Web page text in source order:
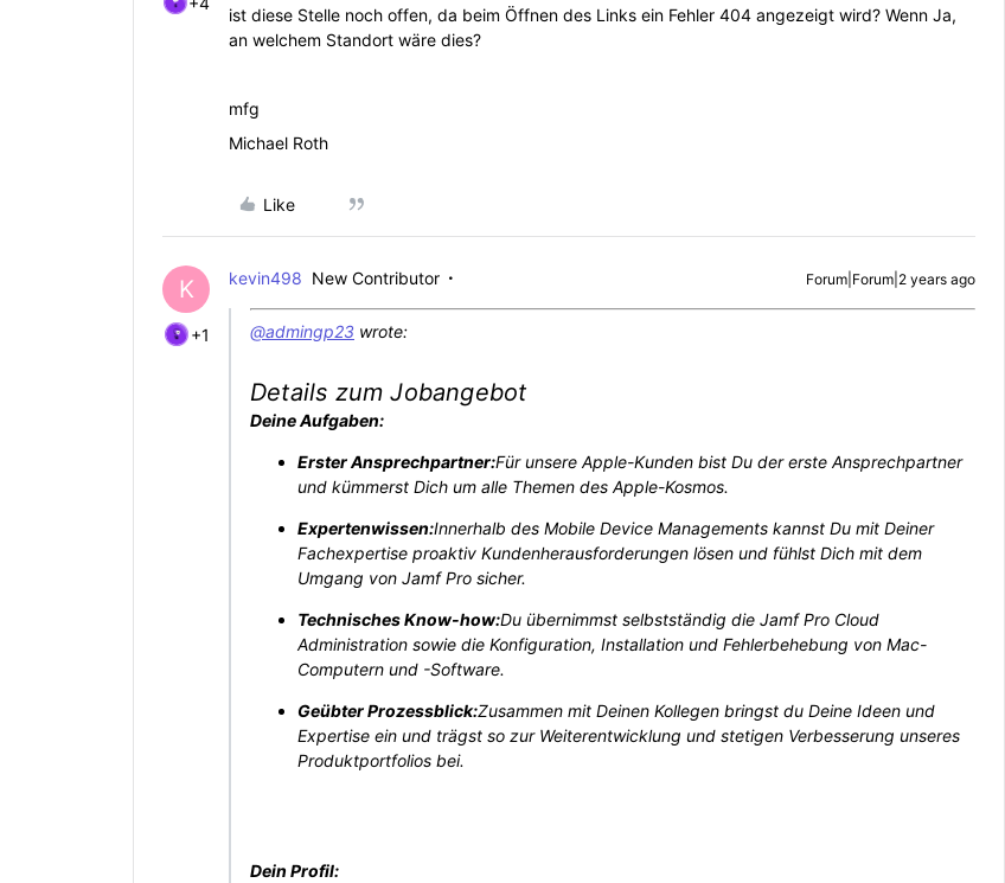
ist diese Stelle noch offen, da beim Öffnen des Links ein Fehler 404 angezeigt wird? Wenn Ja,
an welchem Standort wäre dies?
mfg
Michael Roth
Like
K
+1
kevin498 New Contributor Forum|Forum|2 years ago
@admingp23 wrote:
Details zum Jobangebot
Deine Aufgaben:
Erster Ansprechpartner:Für unsere Apple-Kunden bist Du der erste Ansprechpartner
und kümmerst Dich um alle Themen des Apple-Kosmos.
Expertenwissen:Innerhalb des Mobile Device Managements kannst Du mit Deiner
Fachexpertise proaktiv Kundenherausforderungen lösen und fühlst Dich mit dem
Umgang von Jamf Pro sicher.
Technisches Know-how:Du übernimmst selbstständig die Jamf Pro Cloud
Administration sowie die Konfiguration, Installation und Fehlerbehebung von Mac-
Computern und -Software.
Geübter Prozessblick:Zusammen mit Deinen Kollegen bringst du Deine Ideen und
Expertise ein und trägst so zur Weiterentwicklung und stetigen Verbesserung unseres
Produktportfolios bei.
Dein Profil: